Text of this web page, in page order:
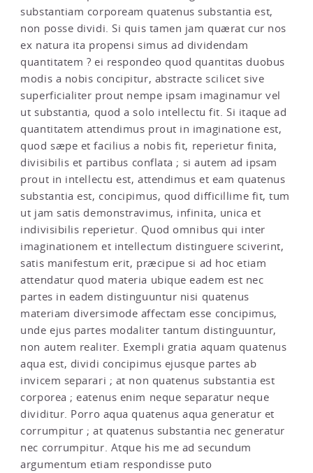
substantiam corpoream quatenus substantia est,
non posse dividi. Si quis tamen jam quærat cur nos
ex natura ita propensi simus ad dividendam
quantitatem ? ei respondeo quod quantitas duobus
modis a nobis concipitur, abstracte scilicet sive
superficialiter prout nempe ipsam imaginamur vel
ut substantia, quod a solo intellectu fit. Si itaque ad
quantitatem attendimus prout in imaginatione est,
quod sæpe et facilius a nobis fit, reperietur finita,
divisibilis et partibus conflata ; si autem ad ipsam
prout in intellectu est, attendimus et eam quatenus
substantia est, concipimus, quod difficillime fit, tum
ut jam satis demonstravimus, infinita, unica et
indivisibilis reperietur. Quod omnibus qui inter
imaginationem et intellectum distinguere sciverint,
satis manifestum erit, præcipue si ad hoc etiam
attendatur quod materia ubique eadem est nec
partes in eadem distinguuntur nisi quatenus
materiam diversimode affectam esse concipimus,
unde ejus partes modaliter tantum distinguuntur,
non autem realiter. Exempli gratia aquam quatenus
aqua est, dividi concipimus ejusque partes ab
invicem separari ; at non quatenus substantia est
corporea ; eatenus enim neque separatur neque
dividitur. Porro aqua quatenus aqua generatur et
corrumpitur ; at quatenus substantia nec generatur
nec corrumpitur. Atque his me ad secundum
argumentum etiam respondisse puto